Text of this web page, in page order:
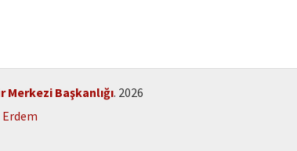
Başkanlığı. 2026
Erdem